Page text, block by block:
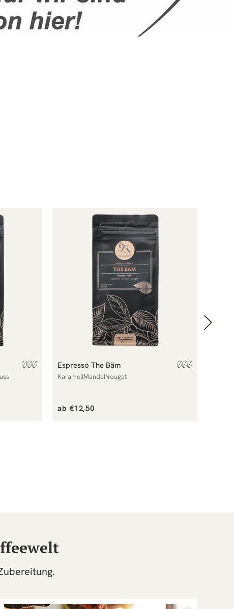
Espresso The Bäm
KaramellMandelNougat
Normaler
ab €12,50